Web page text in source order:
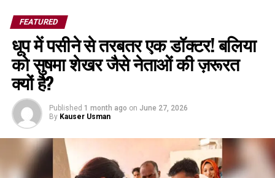
FEATURED
धूप में पसीने से तरबतर एक डॉक्टर! बलिया
को सुषमा शेखर जैसे नेताओं की ज़रूरत
क्यों है?
Published 1 month ago on June 27, 2026
By Kauser Usman